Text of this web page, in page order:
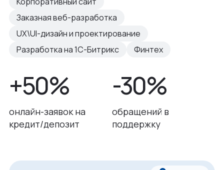
Заказная веб-разработка
UX\UI-дизайн и проектирование
Разработка на 1С-Битрикс
Финтех
+50%
онлайн-заявок на
кредит/депозит
-30%
обращений в
поддержку